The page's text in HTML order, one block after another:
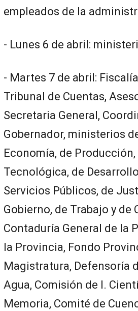
empleados de la
- Lunes 6 de abril:
- Martes 7 de abril:
Tribunal de Cuentas,
Secretaria General,
Gobernador, ministerios
Economía, de
Tecnológica, de
Servicios Públicos, de
Gobierno, de Trabajo y
Contaduría General de la
la Provincia, Fondo
Magistratura, Defensoría
Agua, Comisión de I.
Memoria, Comité de